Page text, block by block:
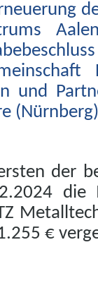
und
der
die
€